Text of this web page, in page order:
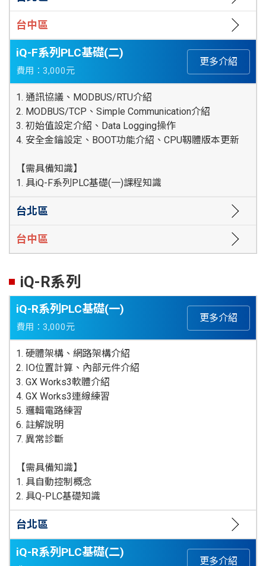
台中區
iQ-F系列PLC基礎(二)
費用：3,000元
更多介紹
1. 通訊協議、MODBUS/RTU介紹
2. MODBUS/TCP、Simple Communication介紹
3. 初始值設定介紹、Data Logging操作
4. 安全金鑰設定、BOOT功能介紹、CPU靱體版本更新
【需具備知識】
1. 具iQ-F系列PLC基礎(一)課程知識
台北區
台中區
iQ-R系列
iQ-R系列PLC基礎(一)
費用：3,000元
更多介紹
1. 硬體架構、網路架構介紹
2. IO位置計算、內部元件介紹
3. GX Works3軟體介紹
4. GX Works3連線練習
5. 邏輯電路練習
6. 註解說明
7. 異常診斷
【需具備知識】
1. 具自動控制概念
2. 具Q-PLC基礎知識
台北區
iQ-R系列PLC基礎(二)
更多介紹